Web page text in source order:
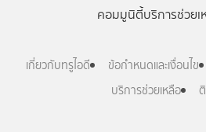
คอมมูนิตี้บริการช่วยเ
เกี่ยวกับทรูไอดี ข้อกำหนดและเงื่อนไข
บริการช่วยเหลือ